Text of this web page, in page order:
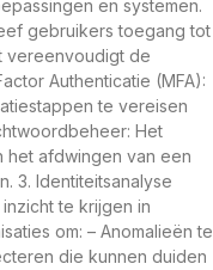
en systemen.
gebruikers toegang tot
vereenvoudigt de
Authenticatie (MFA):
te vereisen
Het
afdwingen van een
3. Identiteitsanalyse
te krijgen in
om: – Anomalieën te
die kunnen duiden